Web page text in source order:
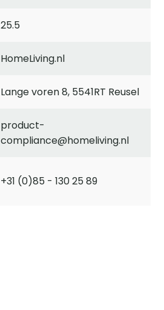
25.5
HomeLiving.nl
Lange voren 8, 5541RT Reusel
product-
compliance@homeliving.nl
+31 (0)85 - 130 25 89